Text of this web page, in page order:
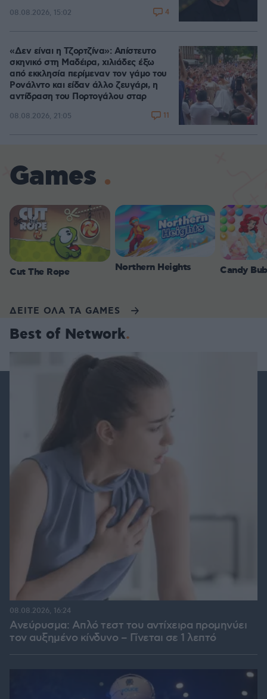
08.08.2026, 15:02 4
«Δεν είναι η Τζορτζίνα»: Απίστευτο
σκηνικό στη Μαδέιρα, χιλιάδες έξω
από εκκλησία περίμεναν τον γάμο του
Ρονάλντο και είδαν άλλο ζευγάρι, η
αντίδραση του Πορτογάλου σταρ
08.08.2026, 21:05 11
Games
Cut The Rope Northern Heights Candy
ΔΕΙΤΕ ΟΛΑ ΤΑ GAMES
Best of Network
Ανεύρυσμα: Απλό τεστ του αντίχειρα προμηνύει
τον αυξημένο κίνδυνο – Γίνεται σε 1 λεπτό
08.08.2026, 16:24